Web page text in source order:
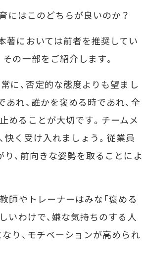
にはこのどちらが良いのか？
著においては前者を推奨してい
の一部をご紹介します。
に、否定的な態度よりも望まし
れ、誰かを褒める時であれ、全
めることが大切です。チームメ
く受け入れましょう。従業員
、前向きな姿勢を取ることによ
師やトレーナーはみな「褒める
いわけで、嫌な気持ちのする人
り、モチベーションが高められ